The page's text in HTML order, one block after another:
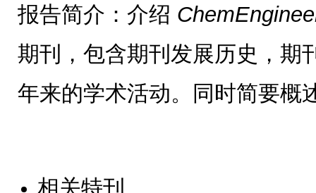
报告简介：介绍
期刊，包含期刊发展历史，期
年来的学术活动。同时简要概
相关特刊